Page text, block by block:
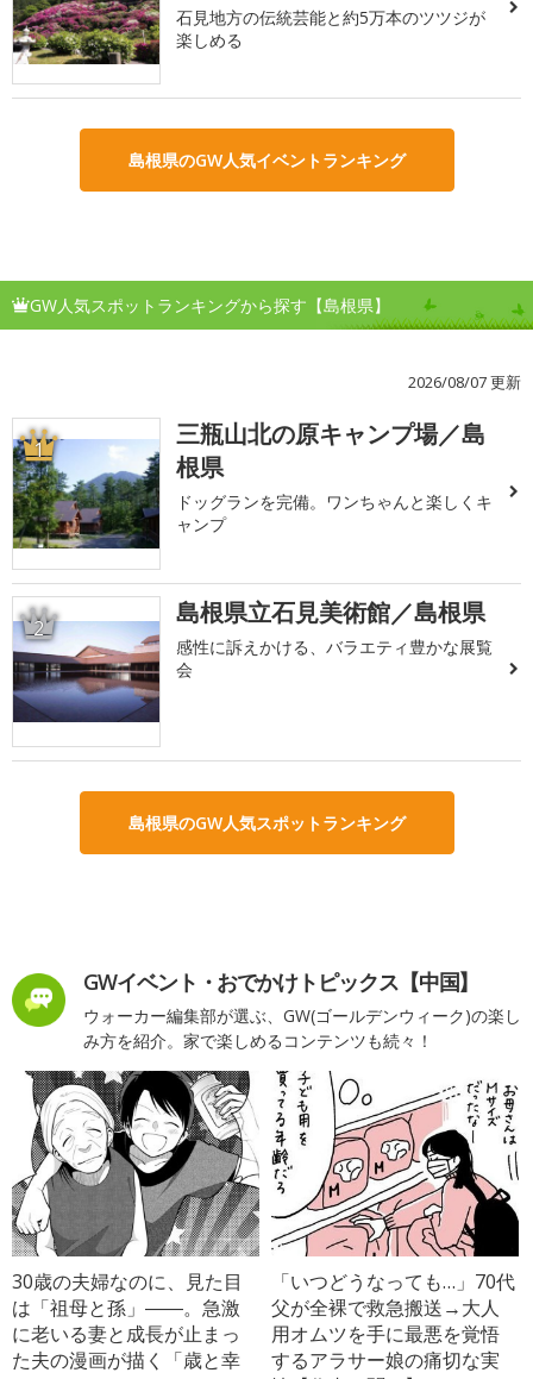
石見地方の伝統芸能と約5万本のツツジが
楽しめる
島根県のGW人気イベントランキング
GW人気スポットランキングから探す【島根県】
2026/08/07 更新
1
三瓶山北の原キャンプ場／島
根県
ドッグランを完備。ワンちゃんと楽しくキ
ャンプ
2 島根県立石見美術館／島根県
感性に訴えかける、バラエティ豊かな展覧
会
島根県のGW人気スポットランキング
GWイベント・おでかけトピックス【中国】
ウォーカー編集部が選ぶ、GW(ゴールデンウィーク)の楽し
み方を紹介。家で楽しめるコンテンツも続々！
30歳の夫婦なのに、見た目
は「祖母と孫」――。急激
に老いる妻と成長が止まっ
た夫の漫画が描く「歳と幸
「いつどうなっても…」70代
父が全裸で救急搬送→大人
用オムツを手に最悪を覚悟
するアラサー娘の痛切な実